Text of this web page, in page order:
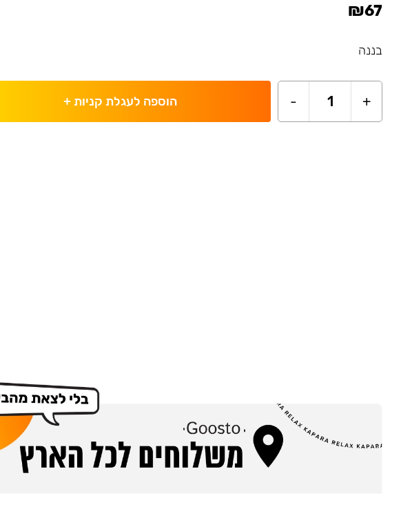
₪67
בננה
+
1
- הוספה לעגלת קניות+